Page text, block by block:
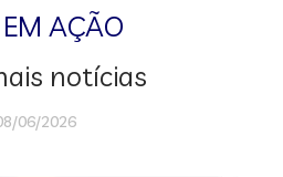
AÇÃO
notícias
06/2026